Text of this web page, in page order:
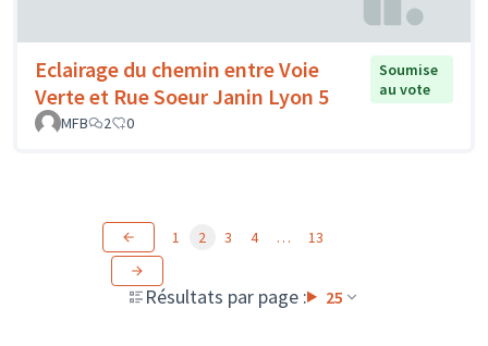
Eclairage du chemin entre Voie
Verte et Rue Soeur Janin Lyon 5
Soumise
au vote
MFB
2 0
Résultats par page : 25
1 2 3 4 … 13